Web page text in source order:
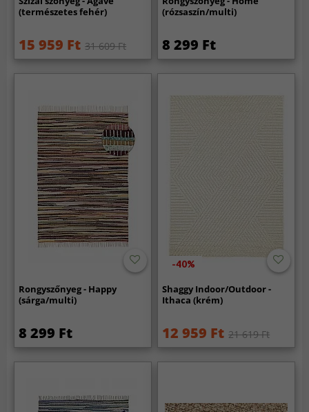
(természetes fehér)
15 959 Ft 31 609 Ft
(rózsaszín/multi)
8 299 Ft
Rongyszőnyeg - Happy
(sárga/multi)
8 299 Ft
-40%
Shaggy Indoor/Outdoor -
Ithaca (krém)
12 959 Ft 21 619 Ft